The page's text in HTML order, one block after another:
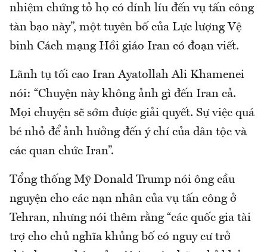
nhiệm chứng tỏ họ có dính líu đến vụ tấn công
tàn bạo này”, một tuyên bố của Lực lượng Vệ
binh Cách mạng Hồi giáo Iran có đoạn viết.
Lãnh tụ tối cao Iran Ayatollah Ali Khamenei
nói: “Chuyện này không ảnh gì đến Iran cả.
Mọi chuyện sẽ sớm được giải quyết. Sự việc quá
bé nhỏ để ảnh hưởng đến ý chí của dân tộc và
các quan chức Iran”.
Tổng thống Mỹ Donald Trump nói ông cầu
nguyện cho các nạn nhân của vụ tấn công ở
Tehran, nhưng nói thêm rằng “các quốc gia tài
trợ cho chủ nghĩa khủng bố có nguy cư trở